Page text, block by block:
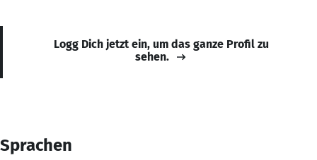
Logg Dich jetzt ein, um das ganze Profil zu
sehen.
Sprachen